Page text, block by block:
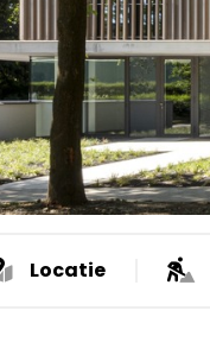
Locatie